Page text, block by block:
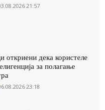
21:57
откриени дека користеле
за полагање
23:18